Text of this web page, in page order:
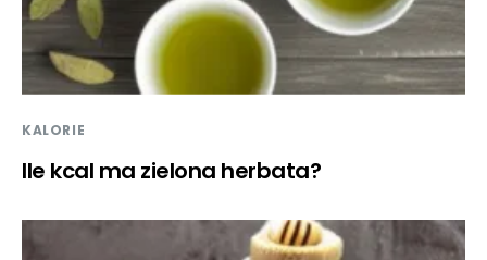
KALORIE
Ile kcal ma zielona herbata?